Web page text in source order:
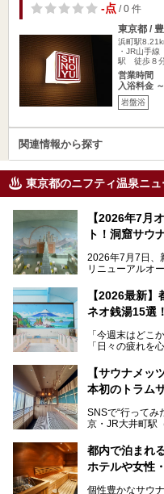
-点/ 0 件
東京都 /
浜町駅
・JR山手
駅 徒歩８
営業時間
入浴料金 ～
岩盤浴
関連情報から探す
東京都のニフティ温泉ニュ
【2026年7月
ト！洞窟サウ
2026年7月7日、
リニューアルオ
レトロでノスタ
を知る地元の人
る、今の時代の"
ビアバーなど、
す。充実した設
【2026最新
ネオ銭湯15選
「今週末はどこ
「日々の疲れを
となっている新
最近、SNSやメ
本記事では、そ
いおしゃれな名
します。
【サウナメッ
本初のトラム
SNSで“行ってみ
京・JR大井町駅
ツァ大井町トラ
ポ―トします。
都内で泊まれ
ホテルや女性
個性豊かなサウ